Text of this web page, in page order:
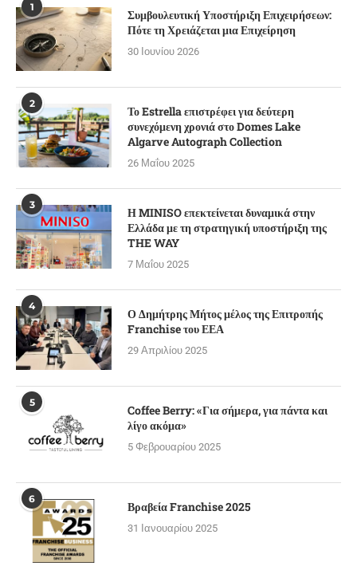
1
Συμβουλευτική Υποστήριξη Επιχειρήσεων:
Πότε τη Χρειάζεται μια Επιχείρηση
30 Ιουνίου 2026
2
Το Estrella επιστρέφει για δεύτερη
συνεχόμενη χρονιά στο Domes Lake
Algarve Autograph Collection
26 Μαΐου 2025
3
Η MINISO επεκτείνεται δυναμικά στην
Ελλάδα με τη στρατηγική υποστήριξη της
THE WAY
7 Μαΐου 2025
4
Ο Δημήτρης Μήτος μέλος της Επιτροπής
Franchise του ΕΕΑ
29 Απριλίου 2025
5
Coffee Berry: «Για σήμερα, για πάντα και
λίγο ακόμα»
5 Φεβρουαρίου 2025
6 Βραβεία Franchise 2025
31 Ιανουαρίου 2025